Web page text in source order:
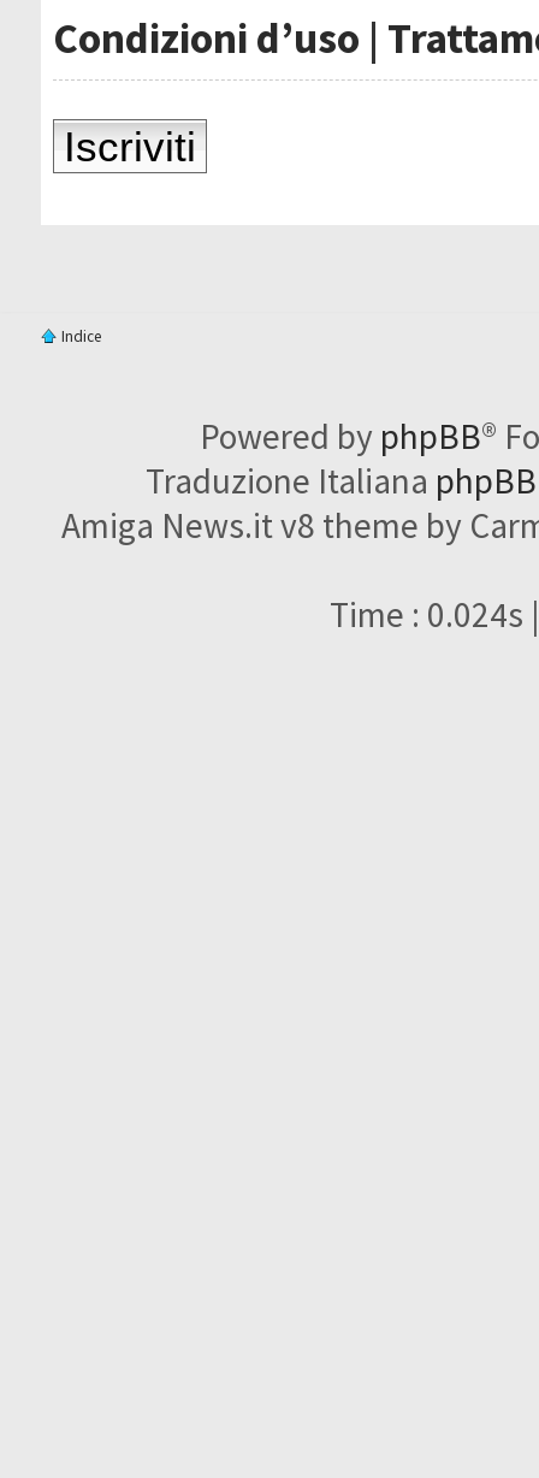
Condizioni d’uso |
Iscriviti
Indice
Powered by phpBB®
Traduzione Italiana
Amiga News.it v8 theme by
Time : 0.024s